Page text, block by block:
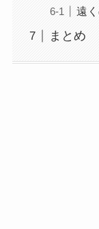
遠
まとめ